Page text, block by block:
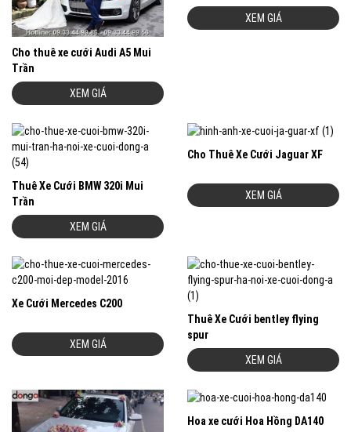
Cho thuê xe cưới Audi A5 Mui
Trần
XEM GIÁ
XEM GIÁ
Thuê Xe Cưới BMW 320i Mui
Trần
XEM GIÁ
Cho Thuê Xe Cưới Jaguar XF
XEM GIÁ
Xe Cưới Mercedes C200
XEM GIÁ
Thuê Xe Cưới bentley flying
spur
XEM GIÁ
Hoa xe cưới Hoa Hồng DA140